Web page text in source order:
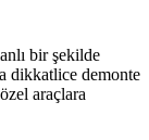
bir şekilde
dikkatlice demonte
araçlara